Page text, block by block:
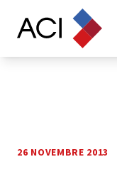
Skip to content
26 NOVEMBRE 2013